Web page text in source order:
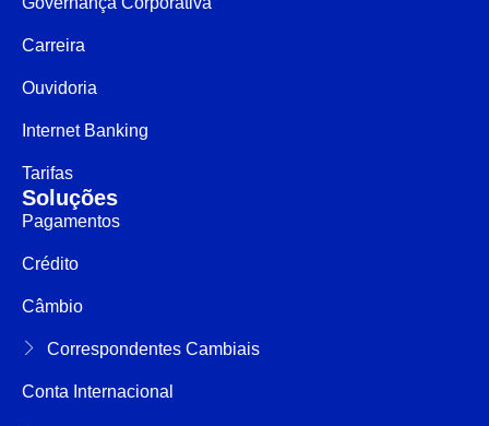
Carreira
Ouvidoria
Internet Banking
Tarifas
Soluções
Pagamentos
Crédito
Câmbio
Correspondentes Cambiais
Conta Internacional